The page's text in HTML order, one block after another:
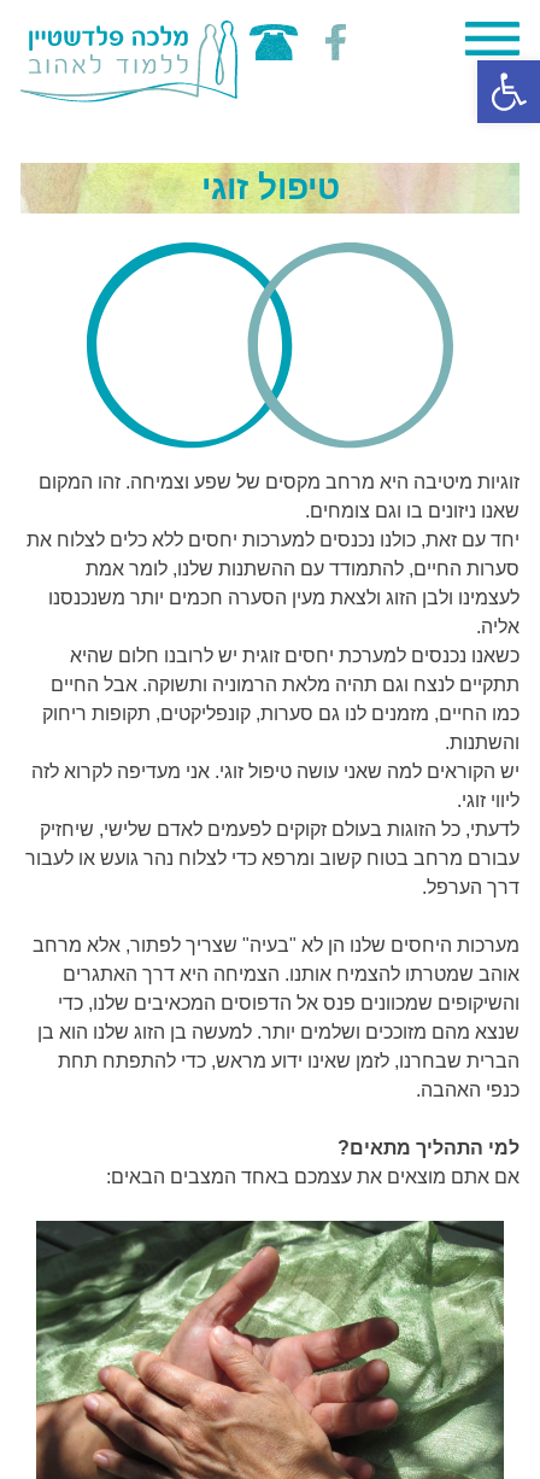
Skip
to
content
טיפול זוגי
זוגיות מיטיבה היא מרחב מקסים של שפע וצמיחה. זהו המקום
שאנו ניזונים בו וגם צומחים.
יחד עם זאת, כולנו נכנסים למערכות יחסים ללא כלים לצלוח את
סערות החיים, להתמודד עם ההשתנות שלנו, לומר אמת
לעצמינו ולבן הזוג ולצאת מעין הסערה חכמים יותר משנכנסנו
אליה.
כשאנו נכנסים למערכת יחסים זוגית יש לרובנו חלום שהיא
תתקיים לנצח וגם תהיה מלאת הרמוניה ותשוקה. אבל החיים
כמו החיים, מזמנים לנו גם סערות, קונפליקטים, תקופות ריחוק
והשתנות.
יש הקוראים למה שאני עושה טיפול זוגי. אני מעדיפה לקרוא לזה
ליווי זוגי.
לדעתי, כל הזוגות בעולם זקוקים לפעמים לאדם שלישי, שיחזיק
עבורם מרחב בטוח קשוב ומרפא כדי לצלוח נהר גועש או לעבור
דרך הערפל.
מערכות היחסים שלנו הן לא "בעיה" שצריך לפתור, אלא מרחב
אוהב שמטרתו להצמיח אותנו. הצמיחה היא דרך האתגרים
והשיקופים שמכוונים פנס אל הדפוסים המכאיבים שלנו, כדי
שנצא מהם מזוככים ושלמים יותר. למעשה בן הזוג שלנו הוא בן
הברית שבחרנו, לזמן שאינו ידוע מראש, כדי להתפתח תחת
כנפי האהבה.
למי התהליך מתאים?
אם אתם מוצאים את עצמכם באחד המצבים הבאים:
פתח סרגל נגישות